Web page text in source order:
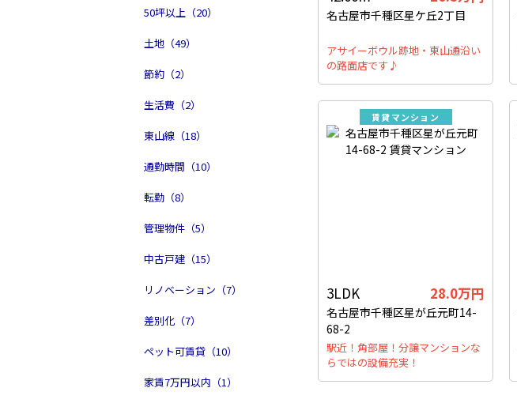
50坪以上（20）
土地（49）
節約（2）
生活費（2）
東山線（18）
通勤時間（10）
転勤（8）
管理物件（5）
中古戸建（15）
リノベーション（7）
差別化（7）
ペット可賃貸（10）
家賃7万円以内（1）
名古屋市千種区星ケ丘2丁目
アサイーボウル跡地・東山通沿い
の路面店です♪
賃貸マンション
3LDK 28.0万円
名古屋市千種区星が丘元町14-
68-2
駅近！角部屋！分譲マンションな
らではの設備充実！